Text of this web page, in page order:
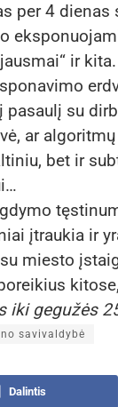
per 4 dienas
ir kita.
pasaulį su
ar
bet ir
įtraukia ir
miesto
iki gegužės
savivaldybė
Dalintis